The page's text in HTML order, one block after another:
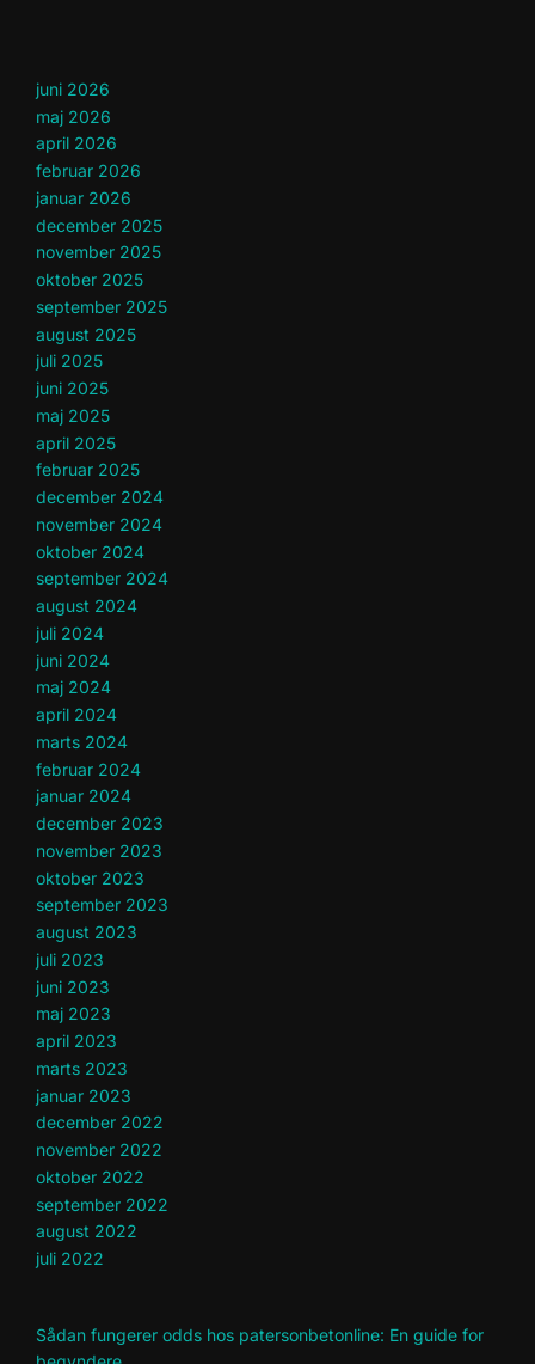
juni 2026
maj 2026
april 2026
februar 2026
januar 2026
december 2025
november 2025
oktober 2025
september 2025
august 2025
juli 2025
juni 2025
maj 2025
april 2025
februar 2025
december 2024
november 2024
oktober 2024
september 2024
august 2024
juli 2024
juni 2024
maj 2024
april 2024
marts 2024
februar 2024
januar 2024
december 2023
november 2023
oktober 2023
september 2023
august 2023
juli 2023
juni 2023
maj 2023
april 2023
marts 2023
januar 2023
december 2022
november 2022
oktober 2022
september 2022
august 2022
juli 2022
Sådan fungerer odds hos patersonbetonline: En guide for